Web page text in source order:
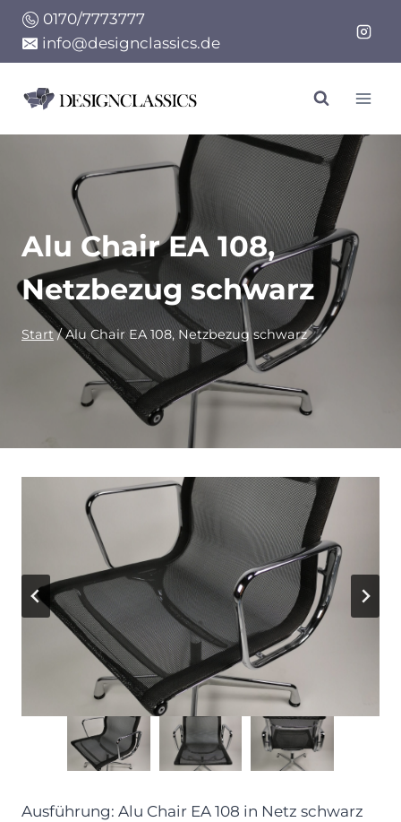
Zum
Inhalt
springen
0170/7773777
info@designclassics.de
Alu Chair EA 108,
Netzbezug schwarz
Start / Alu Chair EA 108, Netzbezug schwarz
Ausführung: Alu Chair EA 108 in Netz schwarz